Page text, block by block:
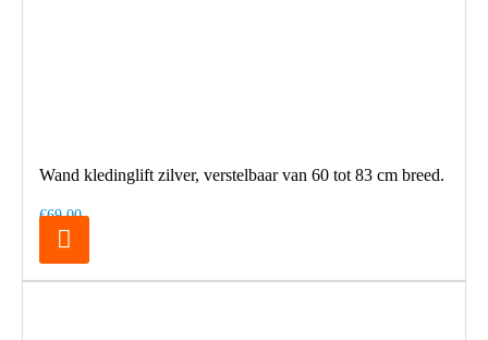
Wand kledinglift zilver, verstelbaar van 60 tot 83 cm breed.
€69,00